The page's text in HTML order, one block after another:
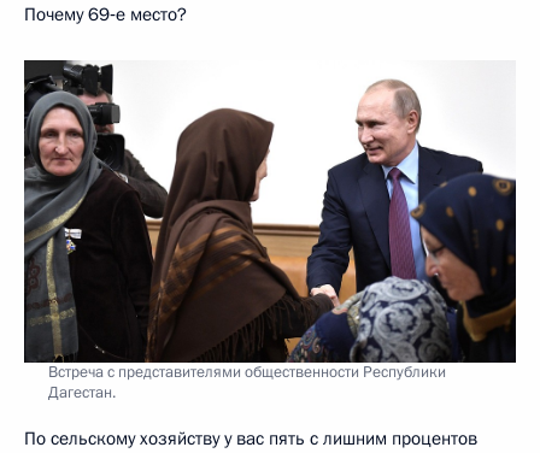
Почему 69‑е место?
Встреча с представителями общественности Республики
Дагестан.
По сельскому хозяйству у вас пять с лишним процентов